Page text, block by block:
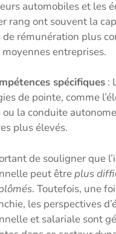
automobiles et les
rang ont souvent la
de rémunération plus
entreprises.
spécifiques :
de pointe, comme
ou la conduite
plus élevés.
de souligner que
peut êtreplus
. Toutefois, une
les perspectives
et salariale sont